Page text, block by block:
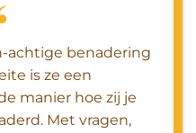
achtige benadering
is ze een
manier hoe zij je
Met vragen,